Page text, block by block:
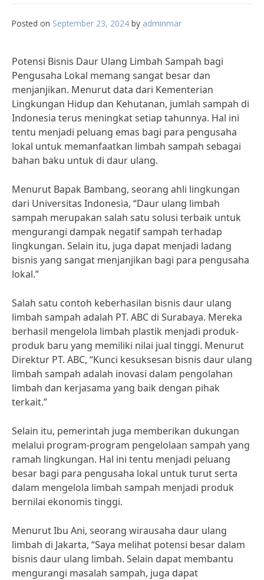
Posted on September 23, 2024 by adminmar
Potensi Bisnis Daur Ulang Limbah Sampah bagi
Pengusaha Lokal memang sangat besar dan
menjanjikan. Menurut data dari Kementerian
Lingkungan Hidup dan Kehutanan, jumlah sampah di
Indonesia terus meningkat setiap tahunnya. Hal ini
tentu menjadi peluang emas bagi para pengusaha
lokal untuk memanfaatkan limbah sampah sebagai
bahan baku untuk di daur ulang.
Menurut Bapak Bambang, seorang ahli lingkungan
dari Universitas Indonesia, “Daur ulang limbah
sampah merupakan salah satu solusi terbaik untuk
mengurangi dampak negatif sampah terhadap
lingkungan. Selain itu, juga dapat menjadi ladang
bisnis yang sangat menjanjikan bagi para pengusaha
lokal.”
Salah satu contoh keberhasilan bisnis daur ulang
limbah sampah adalah PT. ABC di Surabaya. Mereka
berhasil mengelola limbah plastik menjadi produk-
produk baru yang memiliki nilai jual tinggi. Menurut
Direktur PT. ABC, “Kunci kesuksesan bisnis daur ulang
limbah sampah adalah inovasi dalam pengolahan
limbah dan kerjasama yang baik dengan pihak
terkait.”
Selain itu, pemerintah juga memberikan dukungan
melalui program-program pengelolaan sampah yang
ramah lingkungan. Hal ini tentu menjadi peluang
besar bagi para pengusaha lokal untuk turut serta
dalam mengelola limbah sampah menjadi produk
bernilai ekonomis tinggi.
Menurut Ibu Ani, seorang wirausaha daur ulang
limbah di Jakarta, “Saya melihat potensi besar dalam
bisnis daur ulang limbah. Selain dapat membantu
mengurangi masalah sampah, juga dapat